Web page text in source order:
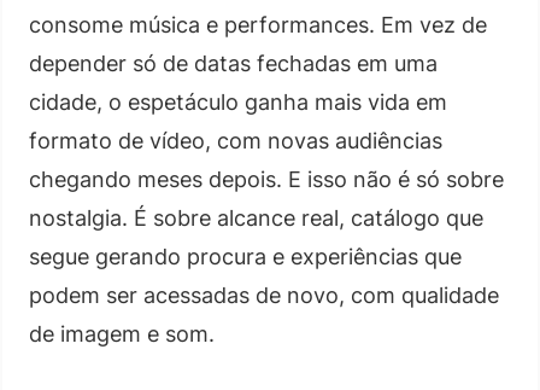
consome música e performances. Em vez de
depender só de datas fechadas em uma
cidade, o espetáculo ganha mais vida em
formato de vídeo, com novas audiências
chegando meses depois. E isso não é só sobre
nostalgia. É sobre alcance real, catálogo que
segue gerando procura e experiências que
podem ser acessadas de novo, com qualidade
de imagem e som.